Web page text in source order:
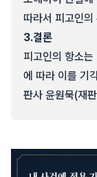
따라서 피고인
3.결론
피고인의 항소
에 따라 이를 기
판사 윤원묵(재